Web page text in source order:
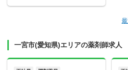
一宮市(愛知県)エリアの薬剤師求人